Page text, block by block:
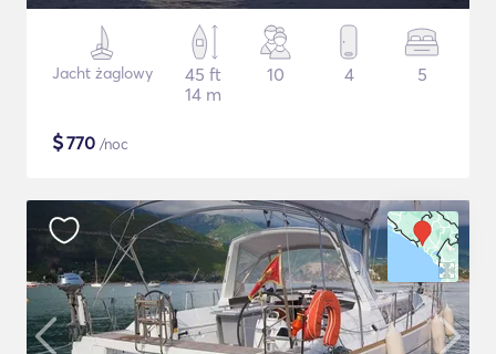
Jacht żaglowy
45 ft
14 m
10 4 5
$770 /noc